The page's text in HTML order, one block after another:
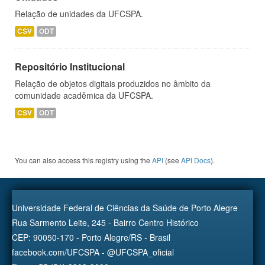
Relação de unidades da UFCSPA.
CSV ODT
Repositório Institucional
Relação de objetos digitais produzidos no âmbito da
comunidade acadêmica da UFCSPA.
CSV ODT
You can also access this registry using the API (see API Docs).
Universidade Federal de Ciências da Saúde de Porto Alegre
Rua Sarmento Leite, 245 - Bairro Centro Histórico
CEP: 90050-170 - Porto Alegre/RS - Brasil
facebook.com/UFCSPA - @UFCSPA_oficial